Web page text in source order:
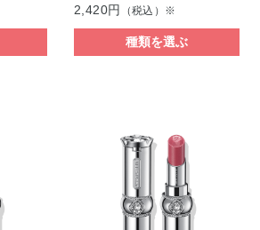
2,420円 （税込）※
種類を選ぶ